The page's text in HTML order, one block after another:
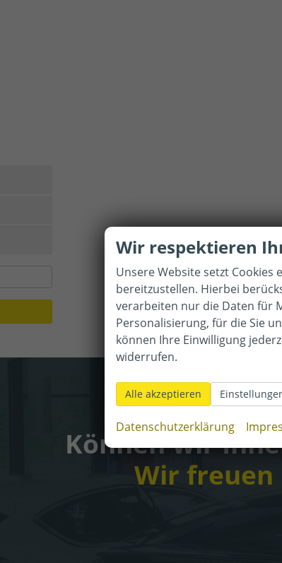
Können wir
Wir freuen
Wir respektieren
Unsere Website setzt Cookies
bereitzustellen. Hierbei
verarbeiten nur die Daten für
Personalisierung, für die Sie
können Ihre Einwilligung
widerrufen.
Alle akzeptieren
Datenschutzerklärung